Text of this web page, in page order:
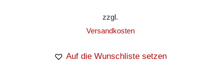
zzgl.
Versandkosten
Auf die Wunschliste setzen